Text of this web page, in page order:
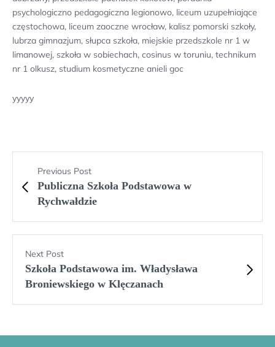
psychologiczno pedagogiczna legionowo, liceum uzupełniające
częstochowa, liceum zaoczne wrocław, kalisz pomorski szkoły,
lubrza gimnazjum, słupca szkoła, miejskie przedszkole nr 1 w
limanowej, szkoła w sobiechach, cosinus w toruniu, technikum
nr 1 olkusz, studium kosmetyczne anieli goc
yyyyy
Previous Post
Publiczna Szkoła Podstawowa w
Rychwałdzie
Next Post
Szkoła Podstawowa im. Władysława
Broniewskiego w Klęczanach